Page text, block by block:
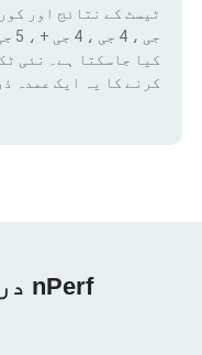
کیا جاسکتا ہے۔ نئی
کرنے کا یہ ایک عمدہ
nPerf دریافت کریں